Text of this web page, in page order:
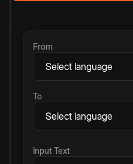
From
To
Input Text